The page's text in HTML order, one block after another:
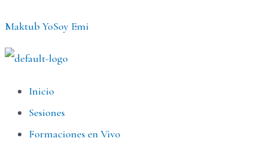
contenido
Maktub YoSoy Emi
MenúInicio
Sesiones
Formaciones en Vivo